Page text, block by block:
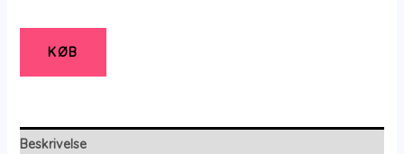
Nederdel
44
antal
KØB
Beskrivelse